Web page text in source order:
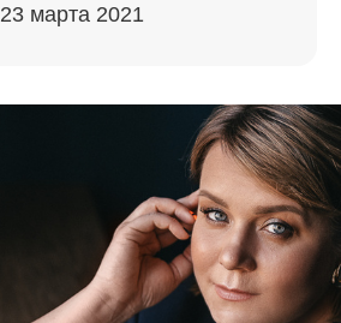
23 марта 2021